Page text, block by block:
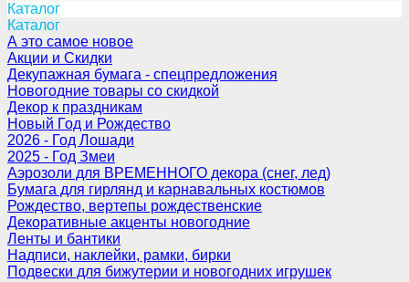
Каталог
Каталог
А это самое новое
Акции и Скидки
Декупажная бумага - спецпредложения
Новогодние товары со скидкой
Декор к праздникам
Новый Год и Рождество
2026 - Год Лошади
2025 - Год Змеи
Аэрозоли для ВРЕМЕННОГО декора (снег, лед)
Бумага для гирлянд и карнавальных костюмов
Рождество, вертепы рождественские
Декоративные акценты новогодние
Ленты и бантики
Надписи, наклейки, рамки, бирки
Подвески для бижутерии и новогодних игрушек